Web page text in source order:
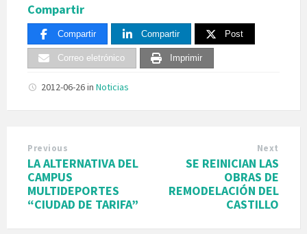
Compartir
Compartir Compartir Post
Correo eletrónico Imprimir
2012-06-26in Noticias
Previous
LA ALTERNATIVA DEL
CAMPUS
MULTIDEPORTES
“CIUDAD DE TARIFA”
Next
SE REINICIAN LAS
OBRAS DE
REMODELACIÓN DEL
CASTILLO